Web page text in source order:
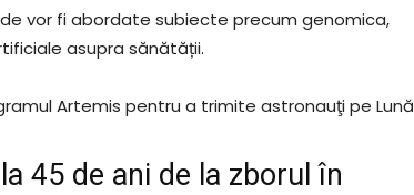
vor fi abordate subiecte precum genomica,
asupra sănătății.
Artemis pentru a trimite astronauţi pe Lună
45 de ani de la zborul în